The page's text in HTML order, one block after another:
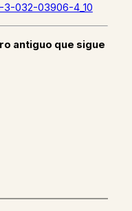
3-032-03906-4_10
antiguo que sigue